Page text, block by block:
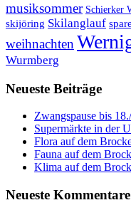
musiksommer Schierker
skijöring Skilanglauf
weihnachten
Wurmberg
Neueste Beiträge
Zwangspause bis
Supermärkte in der
Flora auf dem
Fauna auf dem
Klima auf dem
Neueste Kommentare